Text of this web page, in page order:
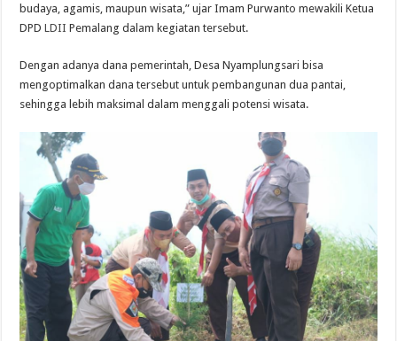
budaya, agamis, maupun wisata,” ujar Imam Purwanto mewakili Ketua
DPDLDII Pemalang dalam kegiatan tersebut.
Dengan adanya dana pemerintah, Desa Nyamplungsari bisa
mengoptimalkan dana tersebut untuk pembangunan dua pantai,
sehingga lebih maksimal dalam menggali potensi wisata.